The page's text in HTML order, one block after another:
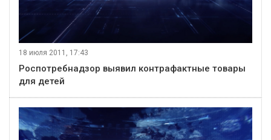
18 июля 2011, 17:43
Роспотребнадзор выявил контрафактные товары
для детей